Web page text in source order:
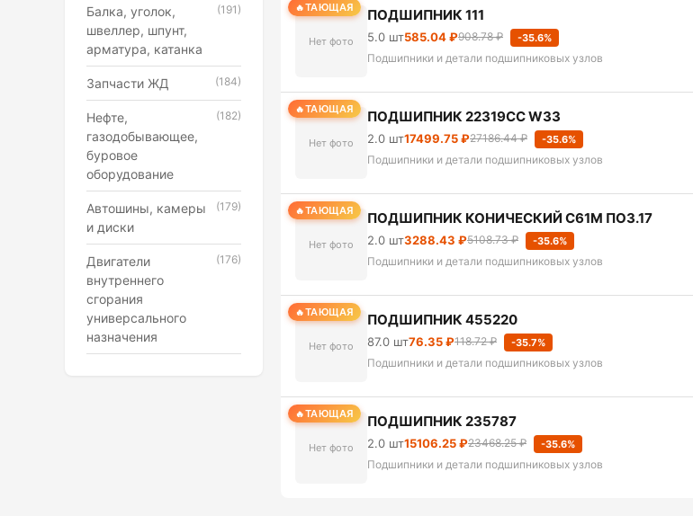
Балка, уголок,
швеллер, шпунт,
арматура, катанка
(191)
Запчасти ЖД (184)
Нефте,
газодобывающее,
буровое
оборудование
(182)
Автошины, камеры
и диски
(179)
Двигатели
внутреннего
сгорания
универсального
назначения
(176)
ТАЮЩАЯ
Нет фото
ПОДШИПНИК 111
5.0 шт585.04 ₽908.78 ₽ -35.6%
Подшипники и детали подшипниковых узлов
ТАЮЩАЯ
Нет фото
ПОДШИПНИК 22319CC W33
2.0 шт17499.75 ₽27186.44 ₽ -35.6%
Подшипники и детали подшипниковых узлов
ТАЮЩАЯ
Нет фото
ПОДШИПНИК КОНИЧЕСКИЙ С61М ПОЗ.17
2.0 шт3288.43 ₽5108.73 ₽ -35.6%
Подшипники и детали подшипниковых узлов
ТАЮЩАЯ
Нет фото
ПОДШИПНИК 455220
87.0 шт76.35 ₽118.72 ₽ -35.7%
Подшипники и детали подшипниковых узлов
ТАЮЩАЯ
Нет фото
ПОДШИПНИК 235787
2.0 шт15106.25 ₽23468.25 ₽ -35.6%
Подшипники и детали подшипниковых узлов